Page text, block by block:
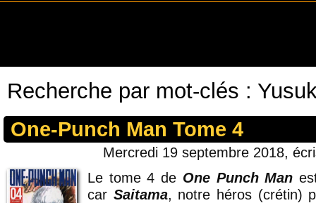
Recherche par mot-clés :
One-Punch Man Tome 4
Mercredi 19 septembre 2018,
Le tome 4 de One Punch Man
car Saitama, notre héros (crétin)